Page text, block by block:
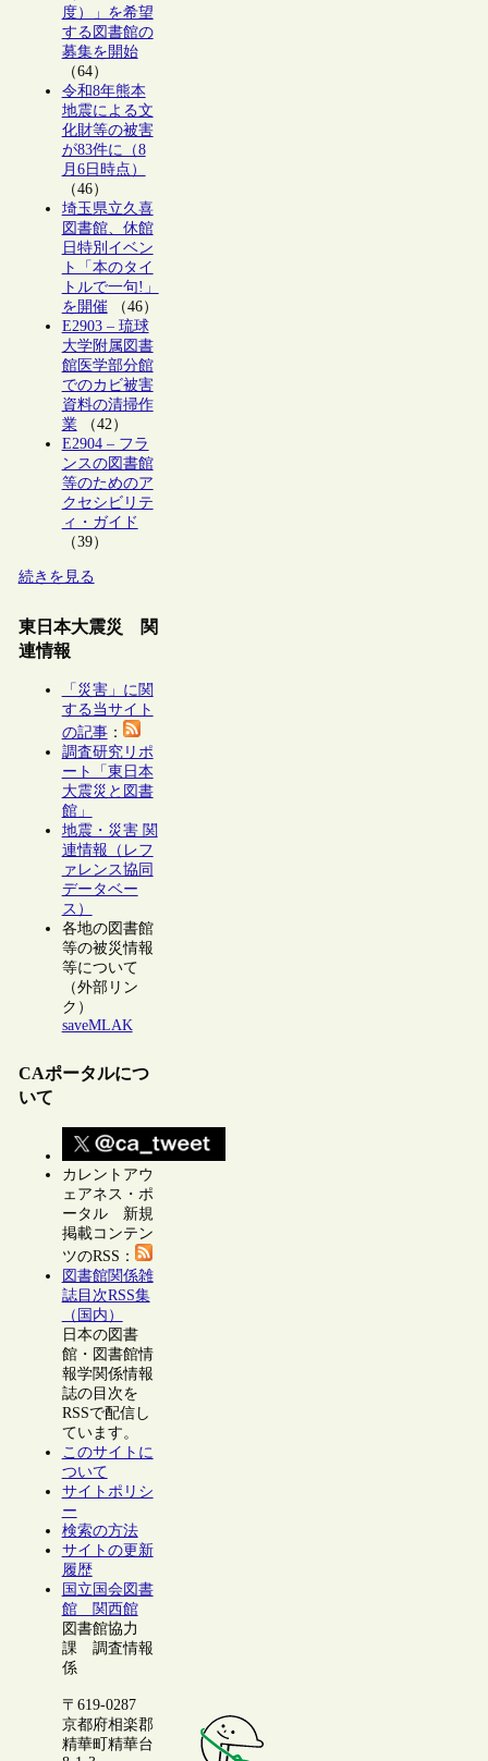
度）」を希望
する図書館の
募集を開始
（64）
令和8年熊本
地震による文
化財等の被害
が83件に（8
月6日時点）
（46）
埼玉県立久喜
図書館、休館
日特別イベン
ト「本のタイ
トルで一句!」
を開催（46）
E2903 – 琉球
大学附属図書
館医学部分館
でのカビ被害
資料の清掃作
業（42）
E2904 – フラ
ンスの図書館
等のためのア
クセシビリテ
ィ・ガイド
（39）
続きを見る
東日本大震災 関
連情報
「災害」に関
する当サイト
の記事：
調査研究リポ
ート「東日本
大震災と図書
館」
地震・災害 関
連情報（レフ
ァレンス協同
データベー
ス）
各地の図書館
等の被災情報
等について
（外部リン
ク）
saveMLAK
CAポータルにつ
いて
カレントアウ
ェアネス・ポ
ータル 新規
掲載コンテン
ツのRSS：
図書館関係雑
誌目次RSS集
（国内）
日本の図書
館・図書館情
報学関係情報
誌の目次を
RSSで配信し
ています。
このサイトに
ついて
サイトポリシ
ー
検索の方法
サイトの更新
履歴
国立国会図書
館 関西館
図書館協力
課 調査情報
係
〒619-0287
京都府相楽郡
精華町精華台